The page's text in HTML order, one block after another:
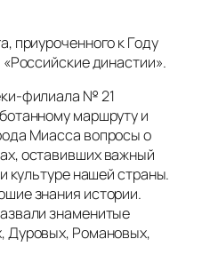
приуроченного к Году
династии».
филиала № 21
маршруту и
Миасса вопросы о
оставивших важный
культуре нашей страны.
знания истории.
знаменитые
Дуровых, Романовых,